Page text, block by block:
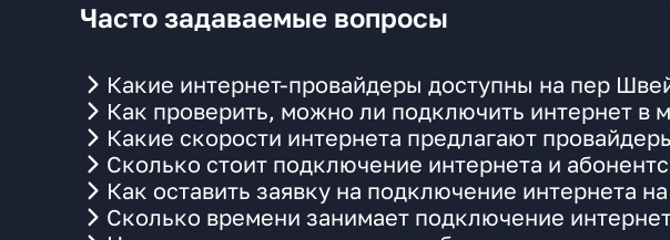
Часто задаваемые вопросы
Какие интернет-провайдеры доступны на пер
Как проверить, можно ли подключить интернет в
Какие скорости интернета предлагают
Сколько стоит подключение интернета и
Как оставить заявку на подключение интернета
Сколько времени занимает подключение